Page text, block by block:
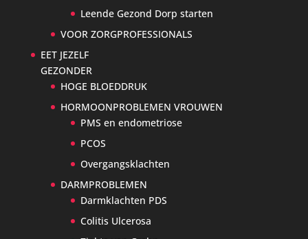
Leende Gezond Dorp starten
VOOR ZORGPROFESSIONALS
EET JEZELF
GEZONDER
HOGE BLOEDDRUK
HORMOONPROBLEMEN VROUWEN
PMS en endometriose
PCOS
Overgangsklachten
DARMPROBLEMEN
Darmklachten PDS
Colitis Ulcerosa